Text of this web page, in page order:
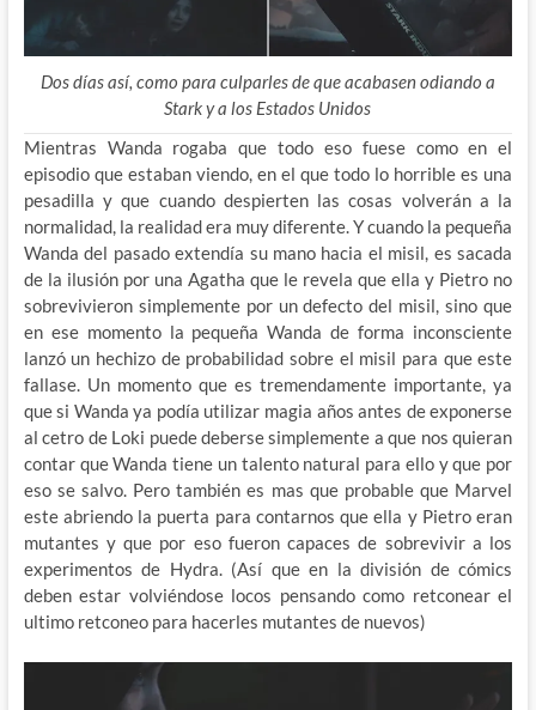
Dos días así, como para culparles de que acabasen odiando a
Stark y a los Estados Unidos
Mientras Wanda rogaba que todo eso fuese como en el
episodio que estaban viendo, en el que todo lo horrible es una
pesadilla y que cuando despierten las cosas volverán a la
normalidad, la realidad era muy diferente. Y cuando la pequeña
Wanda del pasado extendía su mano hacia el misil, es sacada
de la ilusión por una Agatha que le revela que ella y Pietro no
sobrevivieron simplemente por un defecto del misil, sino que
en ese momento la pequeña Wanda de forma inconsciente
lanzó un hechizo de probabilidad sobre el misil para que este
fallase. Un momento que es tremendamente importante, ya
que si Wanda ya podía utilizar magia años antes de exponerse
al cetro de Loki puede deberse simplemente a que nos quieran
contar que Wanda tiene un talento natural para ello y que por
eso se salvo. Pero también es mas que probable que Marvel
este abriendo la puerta para contarnos que ella y Pietro eran
mutantes y que por eso fueron capaces de sobrevivir a los
experimentos de Hydra. (Así que en la división de cómics
deben estar volviéndose locos pensando como retconear el
ultimo retconeo para hacerles mutantes de nuevos)